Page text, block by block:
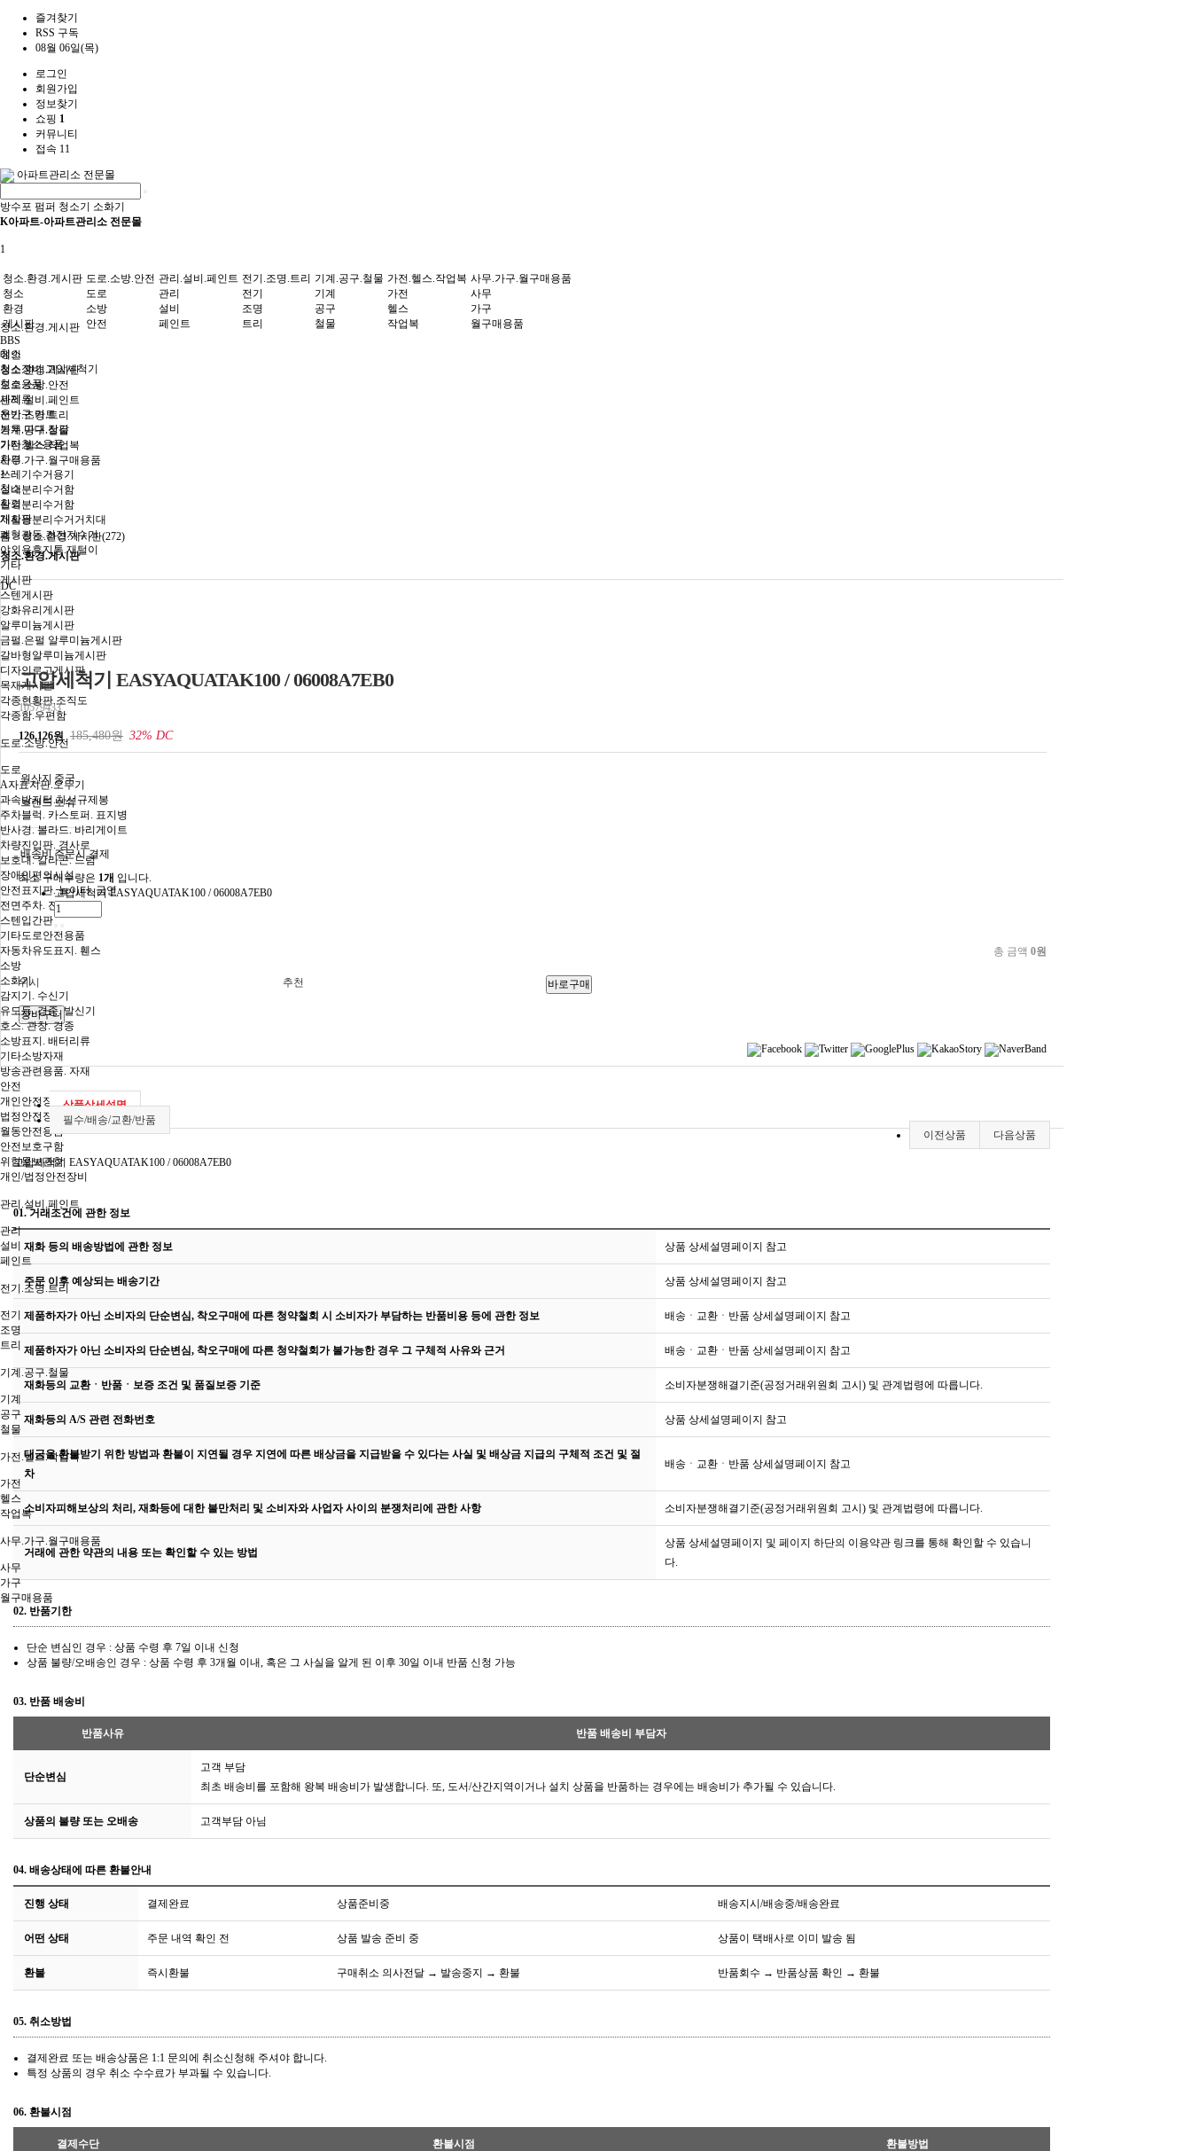
즐겨찾기
RSS 구독
08월 06일(목)
로그인
회원가입
정보찾기
쇼핑 1
커뮤니티
접속 11
아파트관리소 전문몰
방수포 펌퍼 청소기
소화기
K아파트-아파트관리소 전문몰
1
청소.환경.게시판
청소
청소장비.고압세척기
청소용품
세제류
운반구.카트
봉투.마대.장갑
기타청소용품
환경
쓰레기수거용기
실내분리수거함
실외분리수거함
재활용분리수거거치대
폐형광등.건전지수거
야외용휴지통.재털이
기타
게시판
스텐게시판
강화유리게시판
알루미늄게시판
금펄.은펄 알루미늄게시판
갈바형알루미늄게시판
디자인로고게시판
목재게시판
각종현황판.조직도
각종함.우편함
도로.소방.안전
도로
A자표지판.오뚜기
과속방지턱.차선규제봉
주차블럭. 카스토퍼. 표지병
반사경. 볼라드. 바리게이트
차량진입판. 경사로
보호대. 칼라콘. 드럼
장애인편의시설
안전표지판. 놀이터. 금연
전면주차. 잔디보호
스텐입간판
기타도로안전용품
자동차유도표지. 휀스
소방
소화기
감지기. 수신기
유도등. 경종. 발신기
호스. 관창. 경종
소방표지. 배터리류
기타소방자재
방송관련용품. 자재
안전
개인안전장비
법정안전장비
월동안전용품
안전보호구함
위험물보관함
개인/법정안전장비
관리.설비.페인트
관리
설비
페인트
전기.조명.트리
전기
조명
트리
기계.공구.철물
기계
공구
철물
가전.헬스.작업복
가전
헬스
작업복
사무.가구.월구매용품
사무
가구
월구매용품
청소.환경.게시판
청소
환경
게시판
도로.소방.안전
도로
소방
안전
관리.설비.페인트
관리
설비
페인트
전기.조명.트리
전기
조명
트리
기계.공구.철물
기계
공구
철물
가전.헬스.작업복
가전
헬스
작업복
사무.가구.월구매용품
사무
가구
월구매용품
BBS
메인
청소.환경.게시판
도로.소방.안전
관리.설비.페인트
전기.조명.트리
기계.공구.철물
가전.헬스.작업복
사무.가구.월구매용품
1
청소
환경
게시판
홈 >청소.환경.게시판(272)
청소.환경.게시판
DC
고압세척기 EASYAQUATAK100 / 06008A7EB0
10579433
126,126원 185,480원 32% DC
원산지 중국
브랜드 보쉬
배송비 주문시 결제
최소 구매수량은 1개 입니다.
고압세척기 EASYAQUATAK100 / 06008A7EB0
총 금액 0원
위시 추천
상품상세설명
필수/배송/교환/반품
다음상품
이전상품
고압세척기 EASYAQUATAK100 / 06008A7EB0
01.거래조건에 관한 정보
재화 등의 배송방법에 관한 정보 상품 상세설명페이지 참고
주문 이후 예상되는 배송기간 상품 상세설명페이지 참고
제품하자가 아닌 소비자의 단순변심, 착오구매에 따른 청약철회 시 소비자가 부담하는 반품비용 등에 관한 정보 배송ㆍ교환ㆍ반품 상세설명페이지 참고
제품하자가 아닌 소비자의 단순변심, 착오구매에 따른 청약철회가 불가능한 경우 그 구체적 사유와 근거 배송ㆍ교환ㆍ반품 상세설명페이지 참고
재화등의 교환ㆍ반품ㆍ보증 조건 및 품질보증 기준 소비자분쟁해결기준(공정거래위원회 고시) 및 관계법령에 따릅니다.
재화등의 A/S 관련 전화번호 상품 상세설명페이지 참고
대금을 환불받기 위한 방법과 환불이 지연될 경우 지연에 따른 배상금을 지급받을 수 있다는 사실 및 배상금 지급의 구체적 조건 및 절
차
배송ㆍ교환ㆍ반품 상세설명페이지 참고
소비자피해보상의 처리, 재화등에 대한 불만처리 및 소비자와 사업자 사이의 분쟁처리에 관한 사항 소비자분쟁해결기준(공정거래위원회 고시) 및 관계법령에 따릅니다.
거래에 관한 약관의 내용 또는 확인할 수 있는 방법
상품 상세설명페이지 및 페이지 하단의 이용약관 링크를 통해 확인할 수 있습니
다.
02. 반품기한
단순 변심인 경우 : 상품 수령 후 7일 이내 신청
상품 불량/오배송인 경우 : 상품 수령 후 3개월 이내, 혹은 그 사실을 알게 된 이후 30일 이내 반품 신청 가능
03. 반품 배송비
반품사유 반품 배송비 부담자
단순변심
고객 부담
최초 배송비를 포함해 왕복 배송비가 발생합니다. 또, 도서/산간지역이거나 설치 상품을 반품하는 경우에는 배송비가 추가될 수 있습니다.
상품의 불량 또는 오배송 고객부담 아님
04. 배송상태에 따른 환불안내
진행 상태 결제완료 상품준비중 배송지시/배송중/배송완료
어떤 상태 주문 내역 확인 전 상품 발송 준비 중 상품이 택배사로 이미 발송 됨
환불 즉시환불 구매취소 의사전달 → 발송중지 → 환불 반품회수 → 반품상품 확인 → 환불
05. 취소방법
결제완료 또는 배송상품은 1:1 문의에 취소신청해 주셔야 합니다.
특정 상품의 경우 취소 수수료가 부과될 수 있습니다.
06. 환불시점
결제수단 환불시점 환불방법